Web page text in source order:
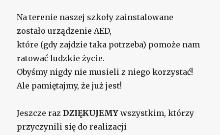
Na terenie naszej szkoły zainstalowane
zostało urządzenie AED,
które (gdy zajdzie taka potrzeba) pomoże nam
ratować ludzkie życie.
Obyśmy nigdy nie musieli z niego korzystać!
Ale pamiętajmy, że już jest!
Jeszcze razDZIĘKUJEMY wszystkim, którzy
przyczynili się do realizacji